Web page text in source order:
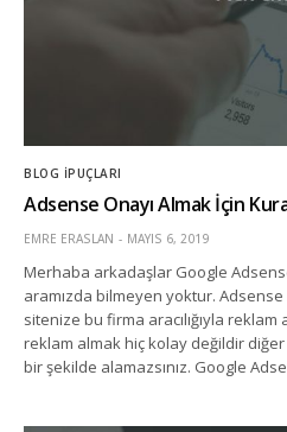
BLOG İPUÇLARI
Adsense Onayı Almak İçin
EMRE ERASLAN MAYIS 6, 2019
Merhaba arkadaşlar Google
aramızda bilmeyen yoktur. Adsense
sitenize bu firma aracılığıyla
reklam almak hiç kolay değildir diğer
bir şekilde alamazsınız. Google